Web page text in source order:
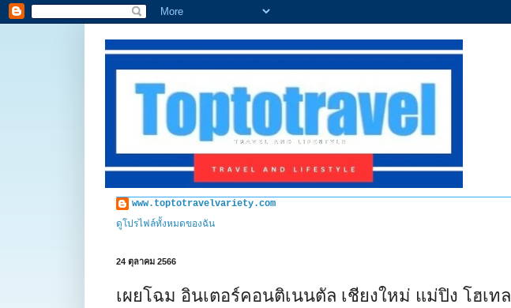
www.toptotravelvariety.com
ดูโปรไฟล์ทั้งหมดของฉัน
24 ตุลาคม 2566
เผยโฉม อินเตอร์คอนติเนนตัล เชียงใหม่ แม่ปิง โฮเทล